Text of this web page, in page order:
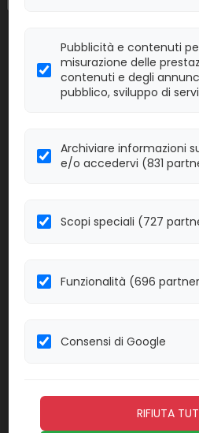
30705 Vidas staph
Confezione:
Linea:
Effettua ilLOGINper
Confezione:
Linea:
Effettua il
Confezione:
Linea:
Effettua ilLOGINper
Pubblicità e contenuti
misurazione delle
contenuti e degli
pubblico, sviluppo di
Archiviare informazioni
e/o accedervi (831
Scopi speciali (727
Funzionalità (696
Consensi di Google
RIFIUTA